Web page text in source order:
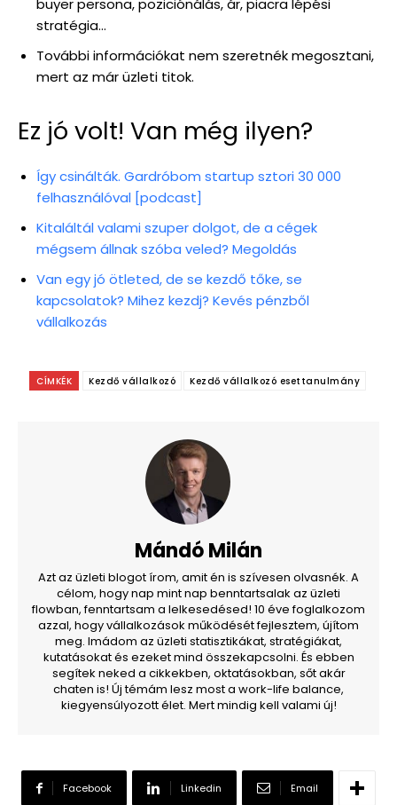
buyer persona, poziciónálás, ár, piacra lépési
stratégia…
További információkat nem szeretnék megosztani,
mert az már üzleti titok.
Ez jó volt! Van még ilyen?
Így csinálták. Gardróbom startup sztori 30 000
felhasználóval [podcast]
Kitaláltál valami szuper dolgot, de a cégek
mégsem állnak szóba veled? Megoldás
Van egy jó ötleted, de se kezdő tőke, se
kapcsolatok? Mihez kezdj? Kevés pénzből
vállalkozás
CÍMKÉK Kezdő vállalkozó Kezdő vállalkozó esettanulmány
Mándó Milán
Azt az üzleti blogot írom, amit én is szívesen olvasnék. A
célom, hogy nap mint nap benntartsalak az üzleti
flowban, fenntartsam a lelkesedésed! 10 éve foglalkozom
azzal, hogy vállalkozások működését fejlesztem, újítom
meg. Imádom az üzleti statisztikákat, stratégiákat,
kutatásokat és ezeket mind összekapcsolni. És ebben
segítek neked a cikkekben, oktatásokban, sőt akár
chaten is! Új témám lesz most a work-life balance,
kiegyensúlyozott élet. Mert mindig kell valami új!
Facebook Linkedin Email